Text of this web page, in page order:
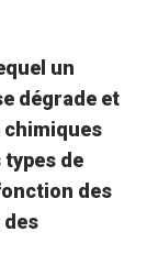
un
dégrade et
chimiques
de
des